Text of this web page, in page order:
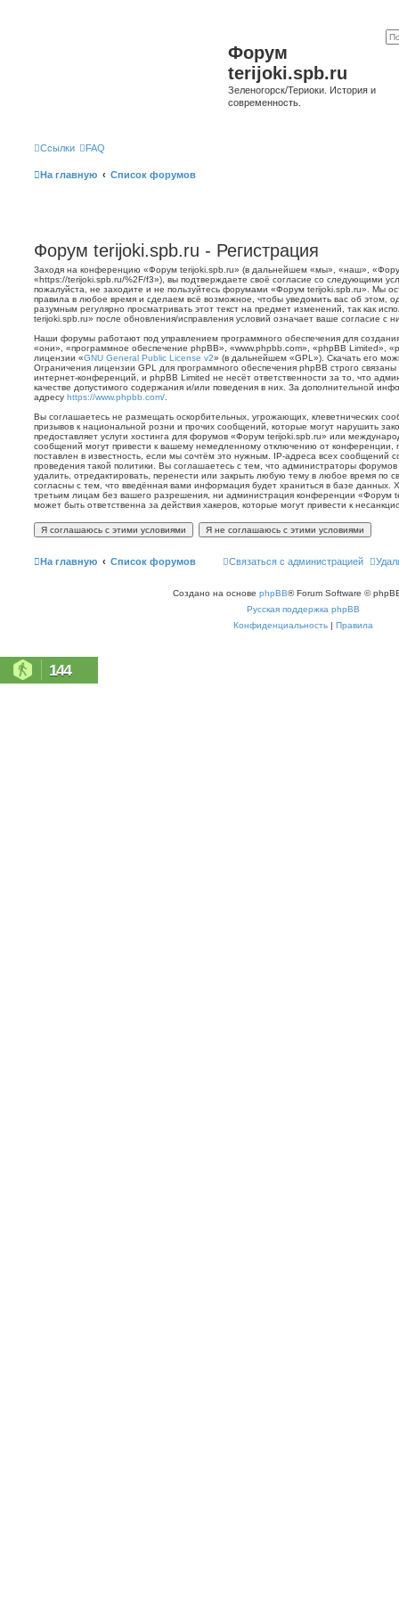
Форум
terijoki.spb.ru
Зеленогорск/Териоки. История и
современность.
Ссылки FAQ
На главную Список форумов
Форум terijoki.spb.ru - Регистрация
Заходя на конференцию «Форум terijoki.spb.ru» (в дальнейшем «мы», «наш»,
«https://terijoki.spb.ru/%2F/f3»), вы подтверждаете своё согласие со следующими
пожалуйста, не заходите и не пользуйтесь форумами «Форум terijoki.spb.ru». Мы
правила в любое время и сделаем всё возможное, чтобы уведомить вас об этом,
разумным регулярно просматривать этот текст на предмет изменений, так как
terijoki.spb.ru» после обновления/исправления условий означает ваше согласие с
Наши форумы работают под управлением программного обеспечения для
«они», «программное обеспечение phpBB», «www.phpbb.com», «phpBB Limited»,
лицензии «GNU General Public License v2» (в дальнейшем «GPL»). Скачать его
Ограничения лицензии GPL для программного обеспечения phpBB строго
интернет-конференций, и phpBB Limited не несёт ответственности за то, что
качестве допустимого содержания и/или поведения в них. За дополнительной
адресу https://www.phpbb.com/
Вы соглашаетесь не размещать оскорбительных, угрожающих, клеветнических
призывов к национальной розни и прочих сообщений, которые могут нарушить
предоставляет услуги хостинга для форумов «Форум terijoki.spb.ru» или
сообщений могут привести к вашему немедленному отключению от конференции,
поставлен в известность, если мы сочтём это нужным. IP-адреса всех сообщений
проведения такой политики. Вы соглашаетесь с тем, что администраторы
удалить, отредактировать, перенести или закрыть любую тему в любое время по
согласны с тем, что введённая вами информация будет храниться в базе данных.
третьим лицам без вашего разрешения, ни администрация конференции «Форум
может быть ответственна за действия хакеров, которые могут привести к
На главную Список форумов Связаться с администрацией
Создано на основе phpBB® Forum Software ©
Русская поддержка phpBB
Конфиденциальность | Правила
144